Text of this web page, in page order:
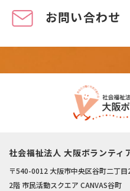
お問い合わせ
社会福祉法人 大阪ボランティ
〒540-0012 大阪市中央区谷町二丁目
2階 市民活動スクエア CANVAS谷町